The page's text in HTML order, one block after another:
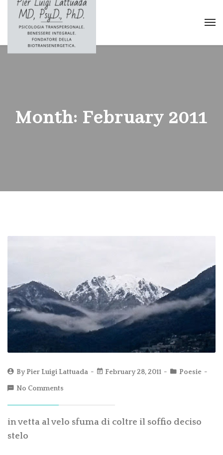
Month: February 2011
ByPier Luigi Lattuada February 28, 2011 Poesie
No Comments
in vetta al velo sfuma di coltre il soffio deciso
stelo